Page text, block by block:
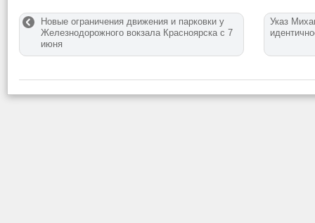
Новые ограничения движения и парковки у
Железнодорожного вокзала Красноярска с 7
июня
Указ